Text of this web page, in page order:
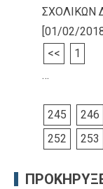
ΣΧΟΛΙΚΩΝ
[01/02/
<<
1
…
245 246
252
253